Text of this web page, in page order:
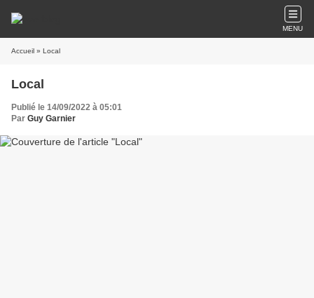
MENU
Accueil » Local
Local
Publié le 14/09/2022 à 05:01
Par Guy Garnier